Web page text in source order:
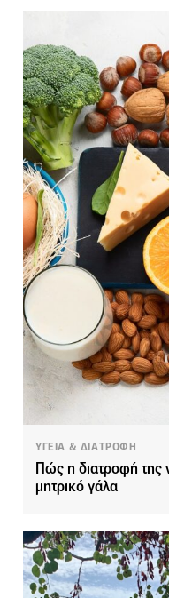
ΥΓΕΙΑ & ΔΙΑΤΡΟΦΗ
Πώς η διατροφή της
μητρικό γάλα